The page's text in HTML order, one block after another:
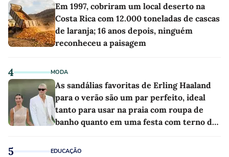
Em 1997, cobriram um local deserto na
Costa Rica com 12.000 toneladas de cascas
de laranja; 16 anos depois, ninguém
reconheceu a paisagem
4 MODA
As sandálias favoritas de Erling Haaland
para o verão são um par perfeito, ideal
tanto para usar na praia com roupa de
banho quanto em uma festa com terno de
5 EDUCAÇÃO